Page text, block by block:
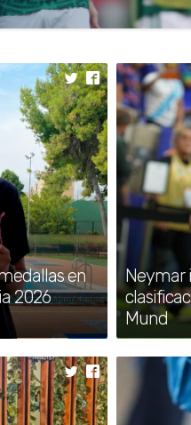
a
y México
antes del duelo entre
en
2026
Neymar
Mund